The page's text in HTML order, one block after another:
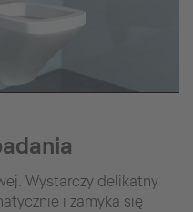
Wystarczy delikatny
i zamyka się